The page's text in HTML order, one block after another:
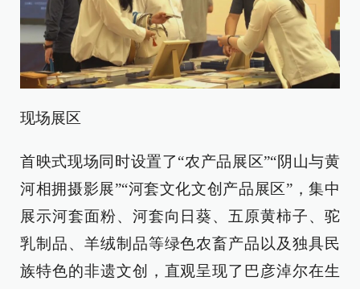
现场展区
首映式现场同时设置了“农产品展区”“阴山与黄
河相拥摄影展”“河套文化文创产品展区”，集中
展示河套面粉、河套向日葵、五原黄柿子、驼
乳制品、羊绒制品等绿色农畜产品以及独具民
族特色的非遗文创，直观呈现了巴彦淖尔在生